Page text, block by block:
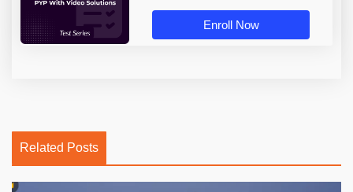
Enroll Now
Related Posts